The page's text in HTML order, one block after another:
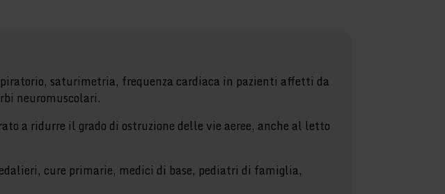
saturimetria, frequenza cardiaca in pazienti affetti da
neuromuscolari.
a ridurre il grado di ostruzione delle vie aeree, anche al letto
cure primarie, medici di base, pediatri di famiglia,